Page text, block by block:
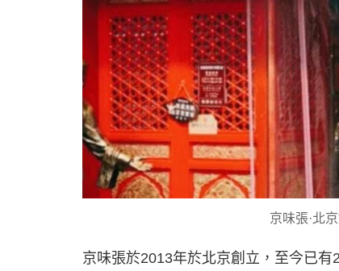
京味張·北
京味張於2013年於北京創立，至今已